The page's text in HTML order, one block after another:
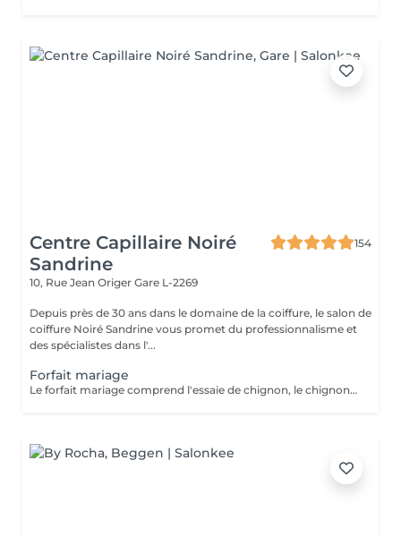
Centre Capillaire Noiré
Sandrine
154
10, Rue Jean Origer Gare L-2269
Depuis près de 30 ans dans le domaine de la coiffure, le salon de
coiffure Noiré Sandrine vous promet du professionnalisme et
des spécialistes dans l'...
Forfait mariage
Le forfait mariage comprend l'essaie de chignon, le chignon, une manucure avec vernis et un maquillage